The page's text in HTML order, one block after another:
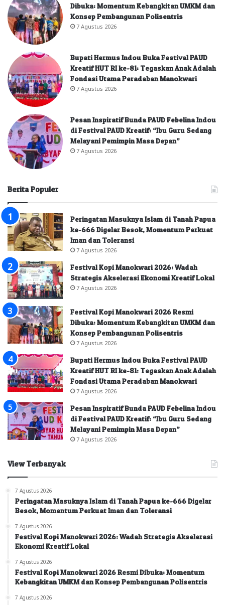
Dibuka: Momentum Kebangkitan UMKM dan
Konsep Pembangunan Polisentris
7 Agustus 2026
Bupati Hermus Indou Buka Festival PAUD
Kreatif HUT RI ke-81: Tegaskan Anak Adalah
Fondasi Utama Peradaban Manokwari
7 Agustus 2026
Pesan Inspiratif Bunda PAUD Febelina Indou
di Festival PAUD Kreatif: “Ibu Guru Sedang
Melayani Pemimpin Masa Depan”
7 Agustus 2026
Berita Populer
Peringatan Masuknya Islam di Tanah Papua
ke-666 Digelar Besok, Momentum Perkuat
Iman dan Toleransi
7 Agustus 2026
Festival Kopi Manokwari 2026: Wadah
Strategis Akselerasi Ekonomi Kreatif Lokal
7 Agustus 2026
Festival Kopi Manokwari 2026 Resmi
Dibuka: Momentum Kebangkitan UMKM dan
Konsep Pembangunan Polisentris
7 Agustus 2026
Bupati Hermus Indou Buka Festival PAUD
Kreatif HUT RI ke-81: Tegaskan Anak Adalah
Fondasi Utama Peradaban Manokwari
7 Agustus 2026
Pesan Inspiratif Bunda PAUD Febelina Indou
di Festival PAUD Kreatif: “Ibu Guru Sedang
Melayani Pemimpin Masa Depan”
7 Agustus 2026
View Terbanyak
7 Agustus 2026
Peringatan Masuknya Islam di Tanah Papua ke-666 Digelar
Besok, Momentum Perkuat Iman dan Toleransi
7 Agustus 2026
Festival Kopi Manokwari 2026: Wadah Strategis Akselerasi
Ekonomi Kreatif Lokal
7 Agustus 2026
Festival Kopi Manokwari 2026 Resmi Dibuka: Momentum
Kebangkitan UMKM dan Konsep Pembangunan Polisentris
7 Agustus 2026